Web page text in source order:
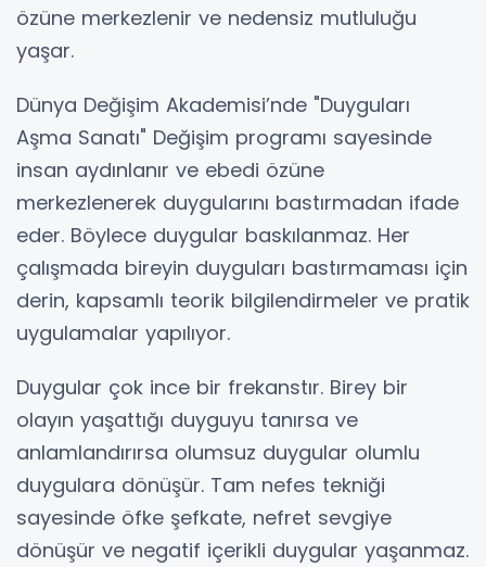
özüne merkezlenir ve nedensiz mutluluğu
yaşar.
Dünya Değişim Akademisi’nde "Duyguları
Aşma Sanatı" Değişim programı sayesinde
insan aydınlanır ve ebedi özüne
merkezlenerek duygularını bastırmadan ifade
eder. Böylece duygular baskılanmaz. Her
çalışmada bireyin duyguları bastırmaması için
derin, kapsamlı teorik bilgilendirmeler ve pratik
uygulamalar yapılıyor.
Duygular çok ince bir frekanstır. Birey bir
olayın yaşattığı duyguyu tanırsa ve
anlamlandırırsa olumsuz duygular olumlu
duygulara dönüşür. Tam nefes tekniği
sayesinde öfke şefkate, nefret sevgiye
dönüşür ve negatif içerikli duygular yaşanmaz.